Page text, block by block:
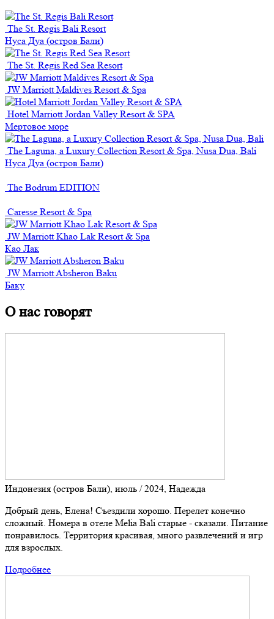
The St. Regis Bali Resort
Нуса Дуа (остров Бали)
The St. Regis Red Sea Resort
JW Marriott Maldives Resort & Spa
Hotel Marriott Jordan Valley Resort & SPA
Мертовое море
The Laguna, a Luxury Collection Resort & Spa, Nusa Dua, Bali
Нуса Дуа (остров Бали)
The Bodrum EDITION
Caresse Resort & Spa
JW Marriott Khao Lak Resort & Spa
Као Лак
JW Marriott Absheron Baku
Баку
О нас говорят
Индонезия (остров Бали), июль / 2024, Надежда
Добрый день, Елена! Съездили хорошо. Перелет конечно
сложный. Номера в отеле Melia Bali старые - сказали. Питание
понравилось. Территория красивая, много развлечений и игр
для взрослых.
Подробнее